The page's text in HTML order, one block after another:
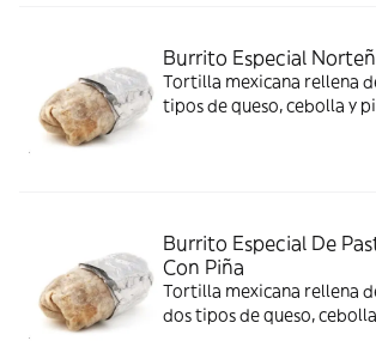
Burrito Especial
Tortilla mexicana rellena
tipos de queso, cebolla y
Burrito Especial De
Con Piña
Tortilla mexicana rellena
dos tipos de queso,